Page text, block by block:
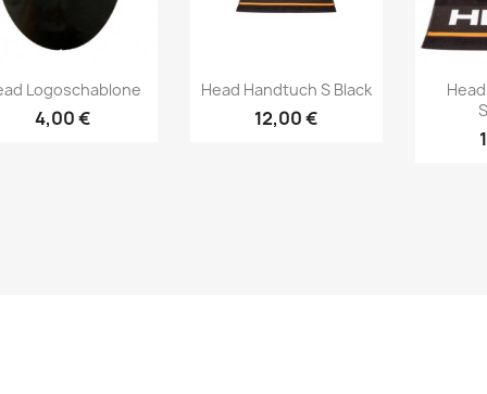
Vorschau
Logoschablone
4,00 €
Vorschau
Head Handtuch S Black
12,00 €
